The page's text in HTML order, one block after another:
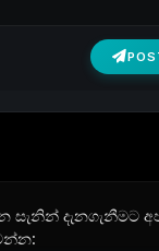
සැනින් දැනගැනීමට